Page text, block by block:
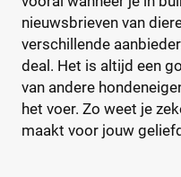
Middelgrote hond
Super kleine hond
Eigenschap hondenvoer
nieuwsbrieven van
verschillende
deal. Het is altijd een
van andere
het voer. Zo weet je
maakt voor jouw